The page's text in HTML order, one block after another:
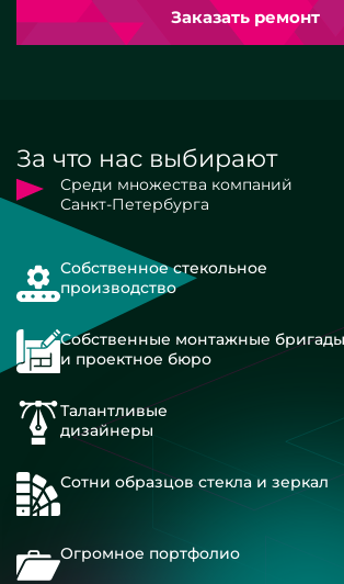
Заказать ремонт
За что нас выбирают
Среди множества компаний
Санкт-Петербурга
Собственное стекольное
производство
Собственные монтажные бригады
и проектное бюро
Талантливые
дизайнеры
Сотни образцов стекла и зеркал
Огромное портфолио